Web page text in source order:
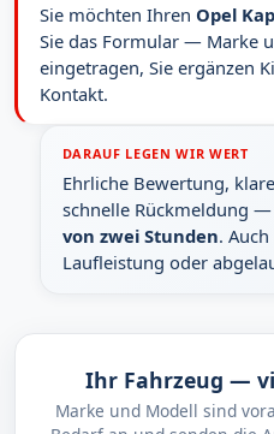
Sie möchten Ihren Opel
Sie das Formular — Marke
eingetragen, Sie ergänzen
Kontakt.
DARAUF LEGEN WIR WERT
Ehrliche Bewertung,
schnelle Rückmeldung —
von zwei Stunden.
Laufleistung oder
Ihr Fahrzeug —
Marke und Modell sind